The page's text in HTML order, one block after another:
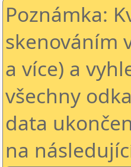
Poznámka:
skenováním
a více) a
všechny
data
na